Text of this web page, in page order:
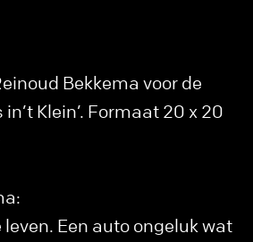
Bekkema voor de
Klein’. Formaat 20 x 20
leven. Een auto ongeluk wat